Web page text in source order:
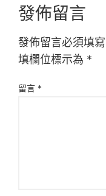
發佈留言
發佈留言必須填
填欄位標示為 *
留言 *